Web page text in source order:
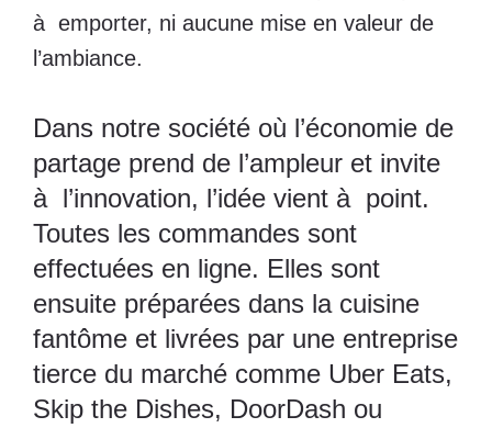
à emporter, ni aucune mise en valeur de
l’ambiance.
Dans notre société où l’économie de
partage prend de l’ampleur et invite
à l’innovation, l’idée vient à point.
Toutes les commandes sont
effectuées en ligne. Elles sont
ensuite préparées dans la cuisine
fantôme et livrées par une entreprise
tierce du marché comme Uber Eats,
Skip the Dishes, DoorDash ou